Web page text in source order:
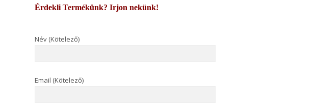
Érdekli Termékünk? Irjon nekünk!
Név (Kötelező)
Email (Kötelező)